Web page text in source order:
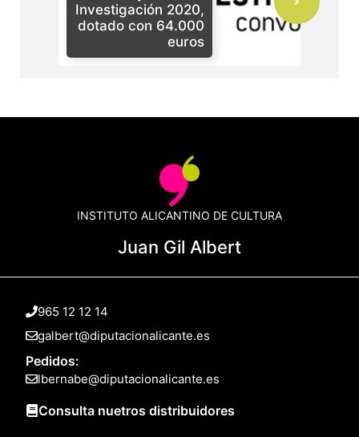
Investigación 2020,
dotado con 64.000
euros
INSTITUTO ALICANTINO DE CULTURA
Juan Gil Albert
965 12 12 14
galbert@diputacionalicante.es
Pedidos:
lbernabe@diputacionalicante.es
Consulta nuetros distribuidores